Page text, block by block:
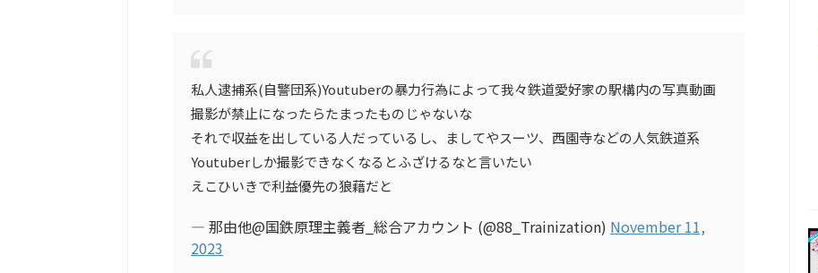
私人逮捕系(自警団系)Youtuberの暴力行為によって我々鉄道愛好家の駅構内の写真動画
撮影が禁止になったらたまったものじゃないな
それで収益を出している人だっているし、ましてやスーツ、西園寺などの人気鉄道系
Youtuberしか撮影できなくなるとふざけるなと言いたい
えこひいきで利益優先の狼藉だと
— 那由他@国鉄原理主義者_総合アカウント (@88_Trainization) November 11,
2023